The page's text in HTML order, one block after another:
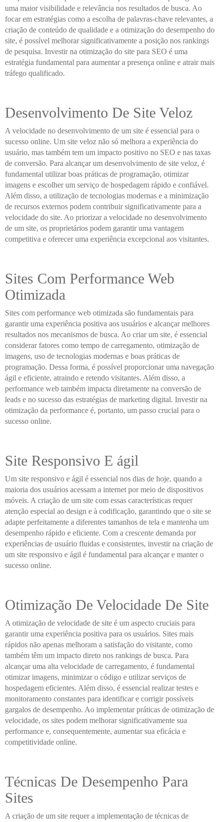
uma maior visibilidade e relevância nos resultados de busca. Ao
focar em estratégias como a escolha de palavras-chave relevantes, a
criação de conteúdo de qualidade e a otimização do desempenho do
site, é possível melhorar significativamente a posição nos rankings
de pesquisa. Investir na otimização do site para SEO é uma
estratégia fundamental para aumentar a presença online e atrair mais
tráfego qualificado.
Desenvolvimento De Site Veloz
A velocidade no desenvolvimento de um site é essencial para o
sucesso online. Um site veloz não só melhora a experiência do
usuário, mas também tem um impacto positivo no SEO e nas taxas
de conversão. Para alcançar um desenvolvimento de site veloz, é
fundamental utilizar boas práticas de programação, otimizar
imagens e escolher um serviço de hospedagem rápido e confiável.
Além disso, a utilização de tecnologias modernas e a minimização
de recursos externos podem contribuir significativamente para a
velocidade do site. Ao priorizar a velocidade no desenvolvimento
de um site, os proprietários podem garantir uma vantagem
competitiva e oferecer uma experiência excepcional aos visitantes.
Sites Com Performance Web
Otimizada
Sites com performance web otimizada são fundamentais para
garantir uma experiência positiva aos usuários e alcançar melhores
resultados nos mecanismos de busca. Ao criar um site, é essencial
considerar fatores como tempo de carregamento, otimização de
imagens, uso de tecnologias modernas e boas práticas de
programação. Dessa forma, é possível proporcionar uma navegação
ágil e eficiente, atraindo e retendo visitantes. Além disso, a
performance web também impacta diretamente na conversão de
leads e no sucesso das estratégias de marketing digital. Investir na
otimização da performance é, portanto, um passo crucial para o
sucesso online.
Site Responsivo E ágil
Um site responsivo e ágil é essencial nos dias de hoje, quando a
maioria dos usuários acessam a internet por meio de dispositivos
móveis. A criação de um site com essas características requer
atenção especial ao design e à codificação, garantindo que o site se
adapte perfeitamente a diferentes tamanhos de tela e mantenha um
desempenho rápido e eficiente. Com a crescente demanda por
experiências de usuário fluidas e consistentes, investir na criação de
um site responsivo e ágil é fundamental para alcançar e manter o
sucesso online.
Otimização De Velocidade De Site
A otimização de velocidade de site é um aspecto cruciais para
garantir uma experiência positiva para os usuários. Sites mais
rápidos não apenas melhoram a satisfação do visitante, como
também têm um impacto direto nos rankings de busca. Para
alcançar uma alta velocidade de carregamento, é fundamental
otimizar imagens, minimizar o código e utilizar serviços de
hospedagem eficientes. Além disso, é essencial realizar testes e
monitoramento constantes para identificar e corrigir possíveis
gargalos de desempenho. Ao implementar práticas de otimização de
velocidade, os sites podem melhorar significativamente sua
performance e, consequentemente, aumentar sua eficácia e
competitividade online.
Técnicas De Desempenho Para
Sites
A criação de um site requer a implementação de técnicas de